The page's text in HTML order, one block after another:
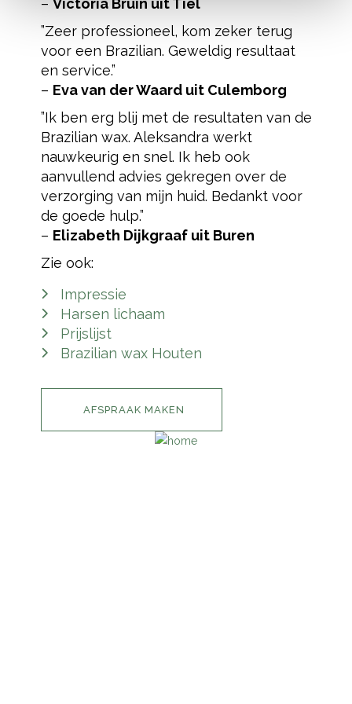
– Victoria Bruin uit Tiel
”Zeer professioneel, kom zeker terug
voor een Brazilian. Geweldig resultaat
en service.”
– Eva van der Waard uit Culemborg
”Ik ben erg blij met de resultaten van de
Brazilian wax. Aleksandra werkt
nauwkeurig en snel. Ik heb ook
aanvullend advies gekregen over de
verzorging van mijn huid. Bedankt voor
de goede hulp.”
– Elizabeth Dijkgraaf uit Buren
Zie ook:
Impressie
Harsen lichaam
Prijslijst
Brazilian wax Houten
AFSPRAAK MAKEN